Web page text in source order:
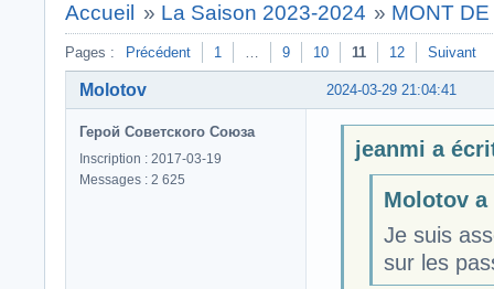
Accueil » La Saison 2023-2024 » MONT
Pages : Précédent 1 … 9 10 11 12 Suivant
2024-03-29 21:04:41
Molotov
Герой Советского Союза
Inscription : 2017-03-19
Messages : 2 625
jeanmi a
Molotov
Je suis
sur les